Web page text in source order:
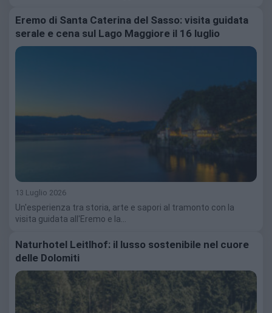
Eremo di Santa Caterina del Sasso: visita guidata
serale e cena sul Lago Maggiore il 16 luglio
13 Luglio 2026
Un'esperienza tra storia, arte e sapori al tramonto con la
visita guidata all'Eremo e la…
Naturhotel Leitlhof: il lusso sostenibile nel cuore
delle Dolomiti